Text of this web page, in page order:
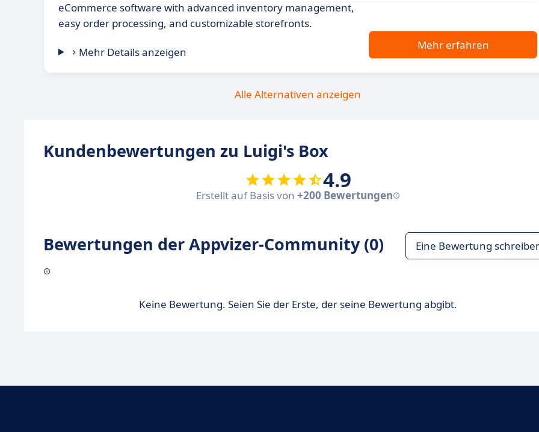
eCommerce software with advanced inventory management,
easy order processing, and customizable storefronts.
Mehr Details anzeigen
Mehr erfahren
Alle Alternativen anzeigen
Kundenbewertungen zu Luigi's Box
4.9
Erstellt auf Basis von +200 Bewertungen
Bewertungen der Appvizer-Community (0) Eine Bewertung
Keine Bewertung. Seien Sie der Erste, der seine Bewertung abgibt.